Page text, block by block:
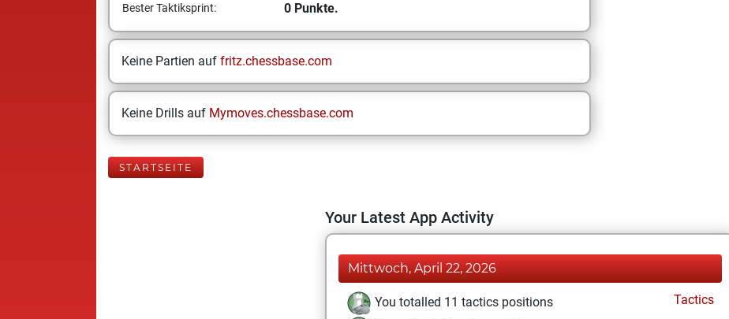
Bester Taktiksprint: 0 Punkte.
Keine Partien auf fritz.chessbase.com
Keine Drills auf Mymoves.chessbase.com
STARTSEITE
Your Latest App Activity
Mittwoch, April 22, 2026
You totalled 11 tactics positions
Tactics